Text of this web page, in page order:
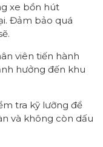
xe bồn hút
Đảm bảo quá
viên tiến hành
hưởng đến khu
tra kỹ lưỡng để
và không còn dấu